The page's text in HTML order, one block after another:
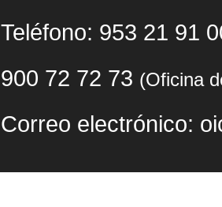
Teléfono: 953 21 91
900 72 72 73 (Oficina
Correo electrónico: